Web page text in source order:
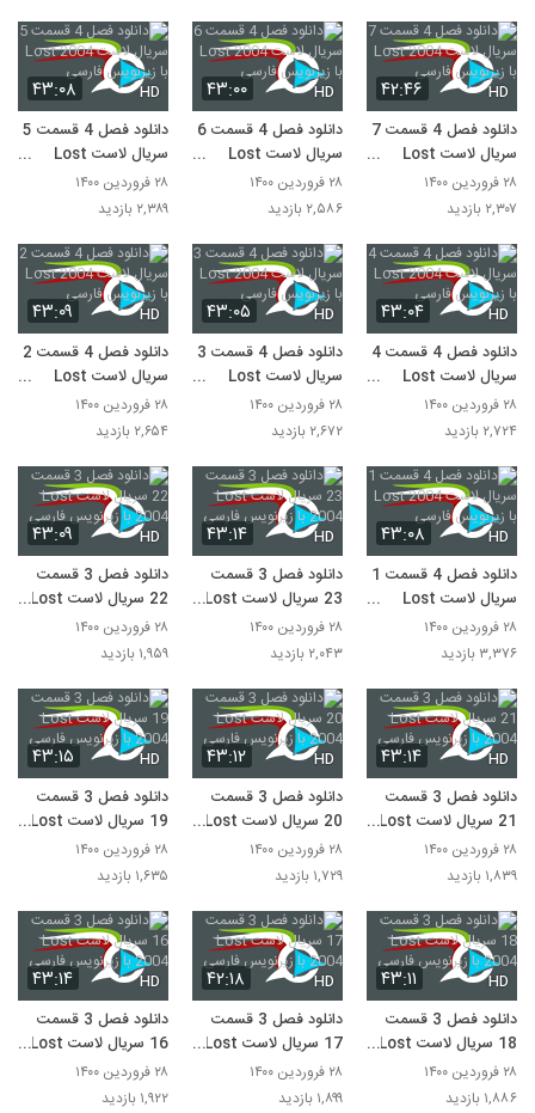
۴۲:۴۶ HD
دانلود فصل 4 قسمت 7
سریال لاست Lost
2004 با زیرنویس
فارسی
۲۸ فروردین ۱۴۰۰
۲,۳۰۷ بازدید
۴۳:۰۰ HD
دانلود فصل 4 قسمت 6
سریال لاست Lost
2004 با زیرنویس
فارسی
۲۸ فروردین ۱۴۰۰
۲,۵۸۶ بازدید
۴۳:۰۸ HD
دانلود فصل 4 قسمت 5
سریال لاست Lost
2004 با زیرنویس
فارسی
۲۸ فروردین ۱۴۰۰
۲,۳۸۹ بازدید
۴۳:۰۴ HD
دانلود فصل 4 قسمت 4
سریال لاست Lost
2004 با زیرنویس
فارسی
۲۸ فروردین ۱۴۰۰
۲,۷۲۴ بازدید
۴۳:۰۵ HD
دانلود فصل 4 قسمت 3
سریال لاست Lost
2004 با زیرنویس
فارسی
۲۸ فروردین ۱۴۰۰
۲,۶۷۲ بازدید
۴۳:۰۹ HD
دانلود فصل 4 قسمت 2
سریال لاست Lost
2004 با زیرنویس
فارسی
۲۸ فروردین ۱۴۰۰
۲,۶۵۴ بازدید
۴۳:۰۸ HD
دانلود فصل 4 قسمت 1
سریال لاست Lost
2004 با زیرنویس
فارسی
۲۸ فروردین ۱۴۰۰
۳,۳۷۶ بازدید
۴۳:۱۴ HD
دانلود فصل 3 قسمت
23 سریال لاست Lost
2004 با زیرنویس
فارسی
۲۸ فروردین ۱۴۰۰
۲,۰۴۳ بازدید
۴۳:۰۹ HD
دانلود فصل 3 قسمت
22 سریال لاست Lost
2004 با زیرنویس
فارسی
۲۸ فروردین ۱۴۰۰
۱,۹۵۹ بازدید
۴۳:۱۴ HD
دانلود فصل 3 قسمت
21 سریال لاست Lost
2004 با زیرنویس
فارسی
۲۸ فروردین ۱۴۰۰
۱,۸۳۹ بازدید
۴۳:۱۲ HD
دانلود فصل 3 قسمت
20 سریال لاست Lost
2004 با زیرنویس
فارسی
۲۸ فروردین ۱۴۰۰
۱,۷۲۹ بازدید
۴۳:۱۵ HD
دانلود فصل 3 قسمت
19 سریال لاست Lost
2004 با زیرنویس
فارسی
۲۸ فروردین ۱۴۰۰
۱,۶۳۵ بازدید
۴۳:۱۱ HD
دانلود فصل 3 قسمت
18 سریال لاست Lost
2004 با زیرنویس
فارسی
۲۸ فروردین ۱۴۰۰
۱,۸۸۶ بازدید
۴۲:۱۸ HD
دانلود فصل 3 قسمت
17 سریال لاست Lost
2004 با زیرنویس
فارسی
۲۸ فروردین ۱۴۰۰
۱,۸۹۹ بازدید
۴۳:۱۴ HD
دانلود فصل 3 قسمت
16 سریال لاست Lost
2004 با زیرنویس
فارسی
۲۸ فروردین ۱۴۰۰
۱,۹۲۲ بازدید